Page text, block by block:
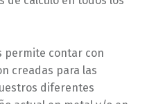
permite contar con
creadas para las
diferentes